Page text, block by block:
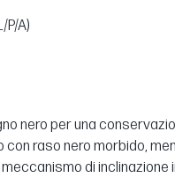
P/A)
nero per una
con raso nero morbido,
di inclinazione